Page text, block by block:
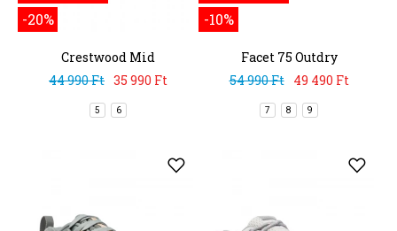
-20%
Crestwood Mid
Waterproof
44 990 Ft 35 990 Ft
5 6
-10%
Facet 75 Outdry
54 990 Ft
49 490 Ft
7 8 9